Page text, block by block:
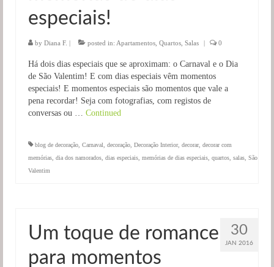
Jardim
especiais!
by Diana F. | posted in: Apartamentos Quartos Salas | 0
Há dois dias especiais que se aproximam: o Carnaval e o Dia
de São Valentim! E com dias especiais vêm momentos
especiais! E momentos especiais são momentos que vale a
pena recordar! Seja com fotografias, com registos de
conversas ou … Continued
blog de decoração Carnaval decoração Decoração Interior, decorar, decorar com
memórias dia dos namorados dias especiais memórias de dias especiais quartos salas São
Valentim
30
JAN 2016
Um toque de romance
para momentos